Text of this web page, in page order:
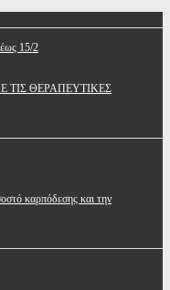
15/2
ΘΕΡΑΠΕΥΤΙΚΕΣ
καρπόδεσης και την